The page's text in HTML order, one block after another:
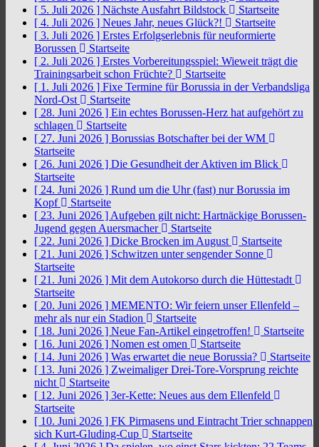
[ 5. Juli 2026 ] Nächste Ausfahrt Bildstock
Startseite
[ 4. Juli 2026 ] Neues Jahr, neues Glück?!
Startseite
[ 3. Juli 2026 ] Erstes Erfolgserlebnis für neuformierte
Borussen
Startseite
[ 2. Juli 2026 ] Erstes Vorbereitungsspiel: Wieweit trägt die
Trainingsarbeit schon Früchte?
Startseite
[ 1. Juli 2026 ] Fixe Termine für Borussia in der Verbandsliga
Nord-Ost
Startseite
[ 28. Juni 2026 ] Ein echtes Borussen-Herz hat aufgehört zu
schlagen
Startseite
[ 27. Juni 2026 ] Borussias Botschafter bei der WM
Startseite
[ 26. Juni 2026 ] Die Gesundheit der Aktiven im Blick
Startseite
[ 24. Juni 2026 ] Rund um die Uhr (fast) nur Borussia im
Kopf
Startseite
[ 23. Juni 2026 ] Aufgeben gilt nicht: Hartnäckige Borussen-
Jugend gegen Auersmacher
Startseite
[ 22. Juni 2026 ] Dicke Brocken im August
Startseite
[ 21. Juni 2026 ] Schwitzen unter sengender Sonne
Startseite
[ 21. Juni 2026 ] Mit dem Autokorso durch die Hüttestadt
Startseite
[ 20. Juni 2026 ] MEMENTO: Wir feiern unser Ellenfeld –
mehr als nur ein Stadion
Startseite
[ 18. Juni 2026 ] Neue Fan-Artikel eingetroffen!
Startseite
[ 16. Juni 2026 ] Nomen est omen
Startseite
[ 14. Juni 2026 ] Was erwartet die neue Borussia?
Startseite
[ 13. Juni 2026 ] Zweimaliger Drei-Tore-Vorsprung reichte
nicht
Startseite
[ 12. Juni 2026 ] 3er-Kette: Neues aus dem Ellenfeld
Startseite
[ 10. Juni 2026 ] FK Pirmasens und Eintracht Trier schnappen
sich Kurt-Gluding-Cup
Startseite